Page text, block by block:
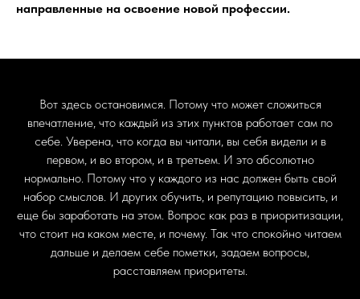
направленные на освоение новой профессии.
Вот здесь остановимся. Потому что может сложиться
впечатление, что каждый из этих пунктов работает сам по
себе. Уверена, что когда вы читали, вы себя видели и в
первом, и во втором, и в третьем. И это абсолютно
нормально. Потому что у каждого из нас должен быть свой
набор смыслов. И других обучить, и репутацию повысить, и
еще бы заработать на этом. Вопрос как раз в приоритизации,
что стоит на каком месте, и почему. Так что спокойно читаем
дальше и делаем себе пометки, задаем вопросы,
расставляем приоритеты.